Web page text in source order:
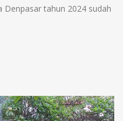
Denpasar tahun 2024 sudah